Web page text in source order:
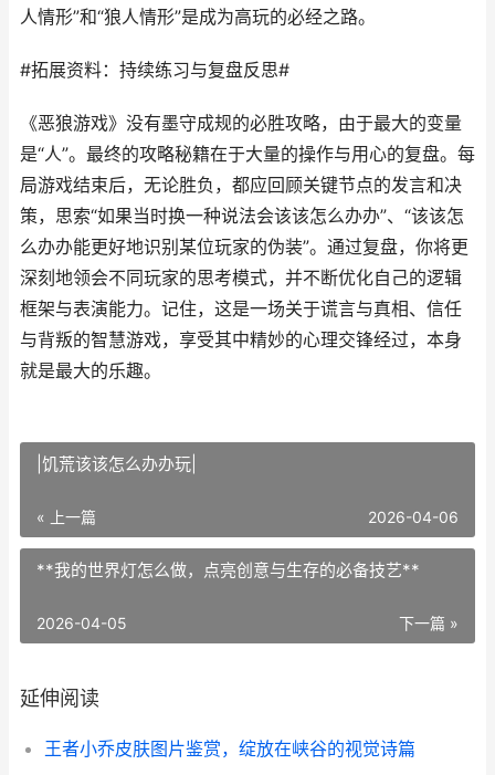
人情形”和“狼人情形”是成为高玩的必经之路。
#拓展资料：持续练习与复盘反思#
《恶狼游戏》没有墨守成规的必胜攻略，由于最大的变量
是“人”。最终的攻略秘籍在于大量的操作与用心的复盘。每
局游戏结束后，无论胜负，都应回顾关键节点的发言和决
策，思索“如果当时换一种说法会该该怎么办办”、“该该怎
么办办能更好地识别某位玩家的伪装”。通过复盘，你将更
深刻地领会不同玩家的思考模式，并不断优化自己的逻辑
框架与表演能力。记住，这是一场关于谎言与真相、信任
与背叛的智慧游戏，享受其中精妙的心理交锋经过，本身
就是最大的乐趣。
|饥荒该该怎么办办玩|
« 上一篇 2026-04-06
**我的世界灯怎么做，点亮创意与生存的必备技艺**
下一篇 »
2026-04-05
延伸阅读
王者小乔皮肤图片鉴赏，绽放在峡谷的视觉诗篇